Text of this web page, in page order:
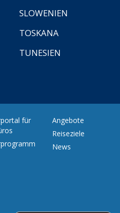
SLOWENIEN
TOSKANA
TUNESIEN
für
Angebote
Reiseziele
News